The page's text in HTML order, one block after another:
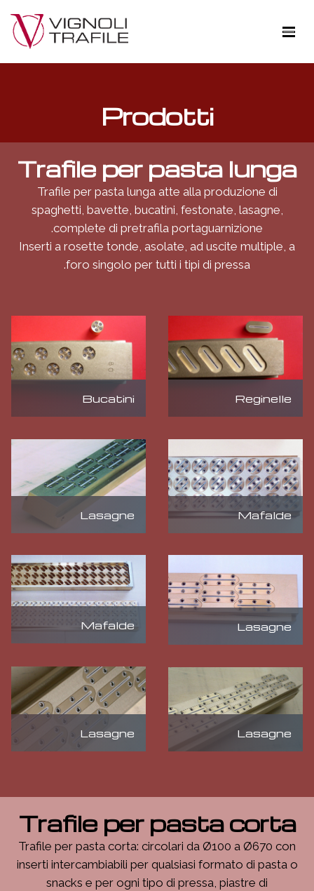
snacks, macchinari ed accessori per pastifici
Prodotti
Trafile per pasta lunga
Trafile per pasta lunga atte alla produzione di
spaghetti, bavette, bucatini, festonate, lasagne,
complete di pretrafila portaguarnizione.
Inserti a rosette tonde, asolate, ad uscite multiple, a
foro singolo per tutti i tipi di pressa.
Bucatini Reginelle
Lasagne Mafalde
Lasagne
Mafalde
Lasagne Lasagne
Trafile per pasta corta
Trafile per pasta corta: circolari da Ø100 a Ø670 con
inserti intercambiabili per qualsiasi formato di pasta o
snacks e per ogni tipo di pressa, piastre di